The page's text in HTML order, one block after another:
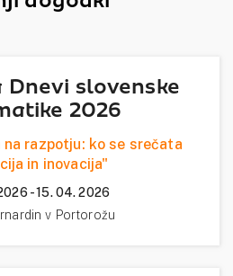
Dnevi slovenske
2026
razpotju: ko se srečata
in inovacija"
- 15. 04. 2026
v Portorožu